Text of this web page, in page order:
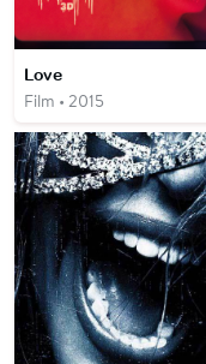
Love
Film • 2015